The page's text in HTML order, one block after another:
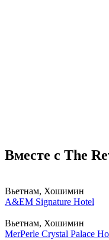
Вместе с The
Вьетнам, Хошимин
A&EM Signature Hotel
Вьетнам, Хошимин
MerPerle Crystal Palace